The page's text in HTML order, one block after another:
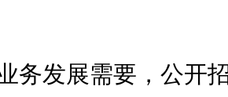
发展需要，公开招